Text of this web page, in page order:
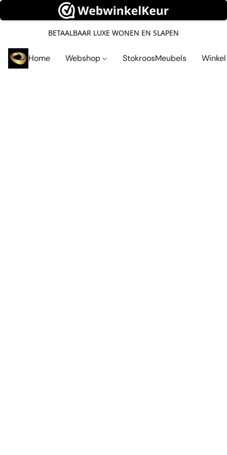
BETAALBAAR LUXE WONEN EN SLAPEN
Home Webshop StokroosMeubels